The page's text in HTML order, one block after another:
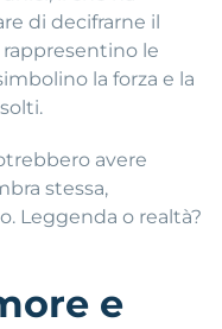
di decifrarne il
le
la forza e la
avere
stessa,
Leggenda o realtà?
e